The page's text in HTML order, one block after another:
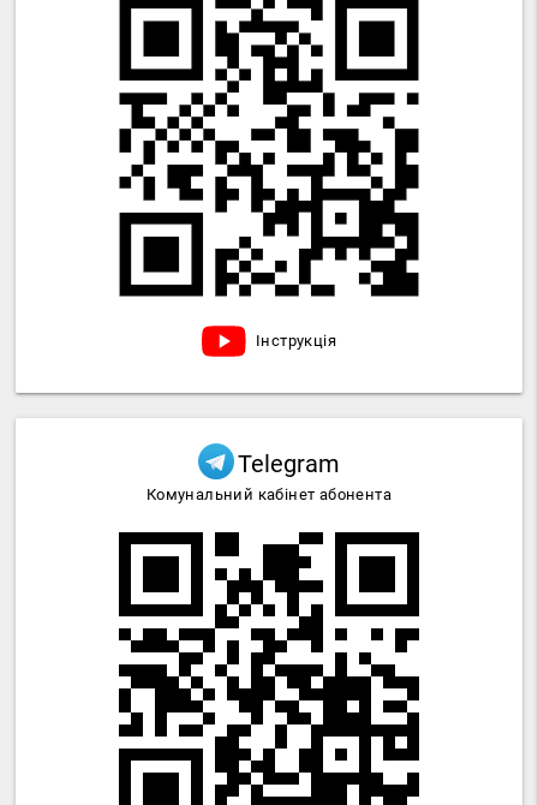
Інструкція
Telegram
Комунальний кабінет абонента